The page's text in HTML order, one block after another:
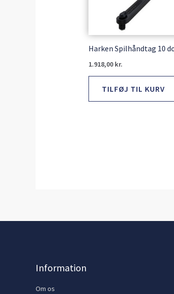
Harken Spilhåndtag 10
1.918,00 kr.
TILFØJ TIL KURV
Information
Om os